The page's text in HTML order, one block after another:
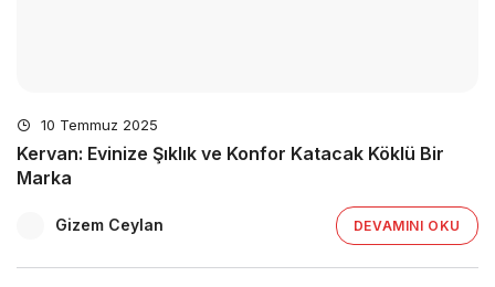
10 Temmuz 2025
Kervan: Evinize Şıklık ve Konfor Katacak Köklü Bir
Marka
Gizem Ceylan DEVAMINI OKU